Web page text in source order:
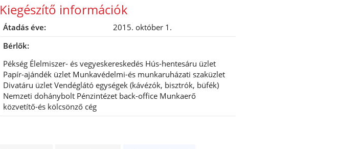
Kiegészítő információk
Átadás éve:
2015. október 1.
Bérlők:
Pékség Élelmiszer- és vegyeskereskedés Hús-hentesáru üzlet
Papír-ajándék üzlet Munkavédelmi-és munkaruházati szaküzlet
Divatáru üzlet Vendéglátó egységek (kávézók, bisztrók, büfék)
Nemzeti dohánybolt Pénzintézet back-office Munkaerő
közvetítő-és kölcsönző cég